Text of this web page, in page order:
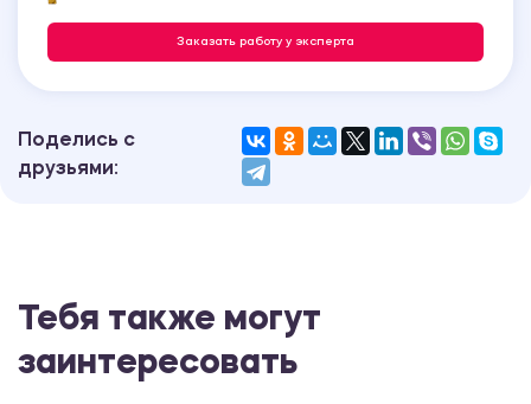
Заказать работу у эксперта
Поделись с
друзьями:
Тебя также могут
заинтересовать